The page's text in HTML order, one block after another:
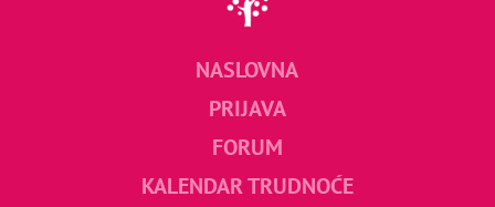
NASLOVNA
PRIJAVA
FORUM
KALENDAR TRUDNOĆE